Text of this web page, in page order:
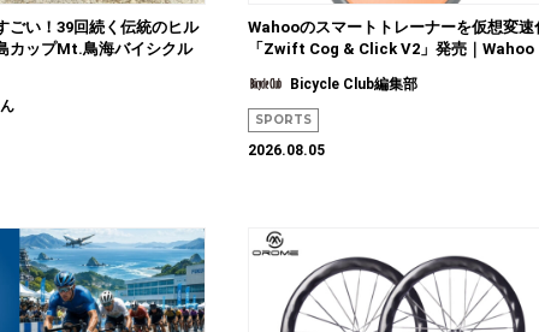
ごい！39回続く伝統のヒル
カップMt.鳥海バイシクル
Wahooのスマートトレーナーを仮想変速
「Zwift Cog & Click V2」発売｜Wahoo
Bicycle Club編集部
SPORTS
2026.08.05